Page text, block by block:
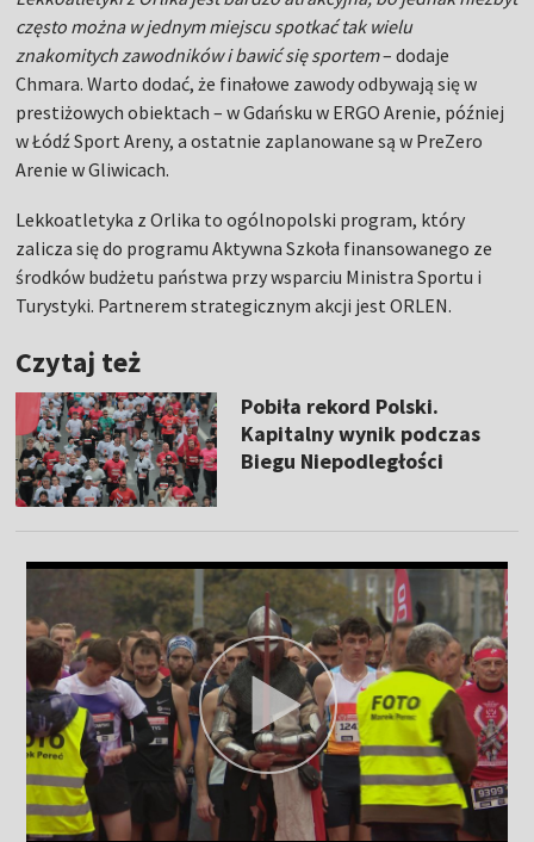
często można w jednym miejscu spotkać tak wielu
znakomitych zawodników i bawić się sportem– dodaje
Chmara. Warto dodać, że finałowe zawody odbywają się w
prestiżowych obiektach – w Gdańsku w ERGO Arenie, później
w Łódź Sport Areny, a ostatnie zaplanowane są w PreZero
Arenie w Gliwicach.
Lekkoatletyka z Orlika to ogólnopolski program, który
zalicza się do programu Aktywna Szkoła finansowanego ze
środków budżetu państwa przy wsparciu Ministra Sportu i
Turystyki. Partnerem strategicznym akcji jest ORLEN.
Czytaj też
Pobiła rekord Polski.
Kapitalny wynik podczas
Biegu Niepodległości